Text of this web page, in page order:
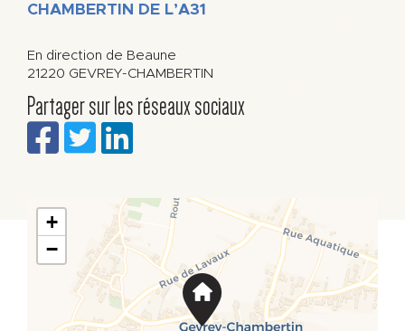
CHAMBERTIN DE L’A31
En direction de Beaune
21220 GEVREY-CHAMBERTIN
Partager sur les réseaux sociaux
+
−